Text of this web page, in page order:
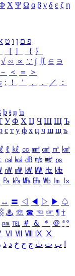
Χ Ψ Ω α β γ δ ε ζ η
פ ם ן ו ט
［ ］ ｛ ｝
√ ∽ ∝ ∵ ∫ ∬ ∈ ∋
－ ＜ ＝
＞
ː ！ ＇ ， ． ／
：
þ ŧ ŋ ŉ
У Ф Х Ц Ч Ш Щ Ъ
с т у ф х ц ч ш щ ъ
ℓ ㎘ ㏄ ㎣ ㎤ ㎥ ㎦
㎈ ㎉ ㏈ ㎧ ㎨ ㎰
㎻ ㎽ ㎾ ㎿ ㎐ ㎑
㎩ ㎪ ㎫ ㎬ ㏝ ㏐
㏓
↔ 〓 ◁ ◀ ▷ ▶ ♤
♨ ☏ ☎ ☜ ☞ ¶ †
㏘ ℡ ＃ ＆ ＊ ＠ ª º
Ⅵ Ⅶ Ⅷ Ⅸ Ⅹ
ب ت ث ج ح خ د ذ ر